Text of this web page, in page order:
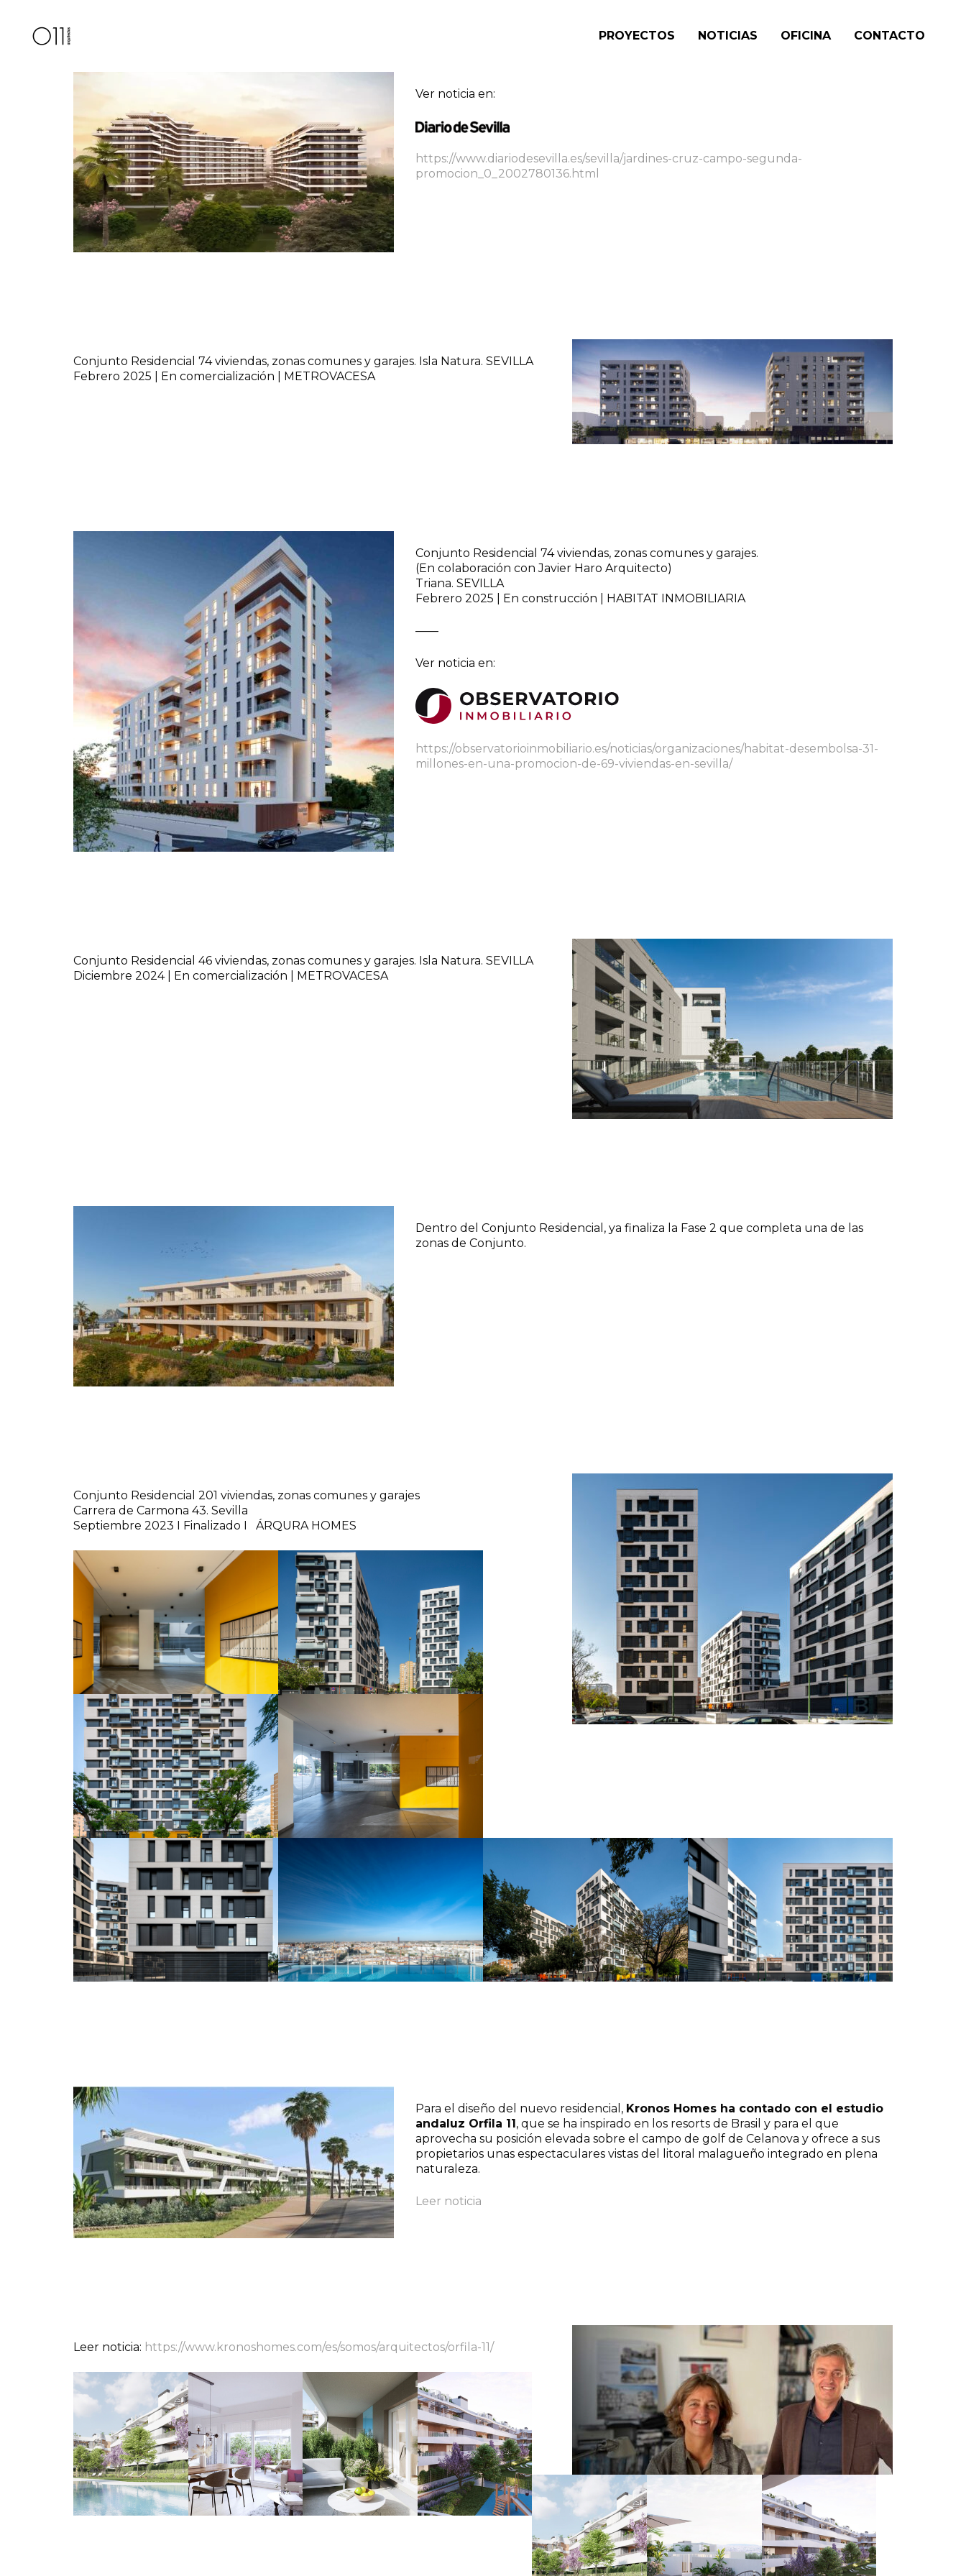
PROYECTOS NOTICIAS OFICINA CONTACTO
Ver noticia en:
https://www.diariodesevilla.es/sevilla/jardines-cruz-campo-segunda-
promocion_0_2002780136.html
Conjunto Residencial 74 viviendas, zonas comunes y garajes. Isla Natura. SEVILLA
Febrero 2025 | En comercialización | METROVACESA
Conjunto Residencial 74 viviendas, zonas comunes y garajes.
(En colaboración con Javier Haro Arquitecto)
Triana. SEVILLA
Febrero 2025 | En construcción | HABITAT INMOBILIARIA
––––
Ver noticia en:
https://observatorioinmobiliario.es/noticias/organizaciones/habitat-desembolsa-31-
millones-en-una-promocion-de-69-viviendas-en-sevilla/
Conjunto Residencial 46 viviendas, zonas comunes y garajes. Isla Natura. SEVILLA
Diciembre 2024 | En comercialización | METROVACESA
Dentro del Conjunto Residencial, ya finaliza la Fase 2 que completa una de las
zonas de Conjunto.
Conjunto Residencial 201 viviendas, zonas comunes y garajes
Carrera de Carmona 43. Sevilla
Septiembre 2023 I Finalizado I ÁRQURA HOMES
Residencial Atalaya
Residencial Atalaya
Para el diseño del nuevo residencial, Kronos Homes ha contado con el estudio
andaluz Orfila 11, que se ha inspirado en los resorts de Brasil y para el que
aprovecha su posición elevada sobre el campo de golf de Celanova y ofrece a sus
propietarios unas espectaculares vistas del litoral malagueño integrado en plena
naturaleza.
Leer noticia
Leer noticia: https://www.kronoshomes.com/es/somos/arquitectos/orfila-11/